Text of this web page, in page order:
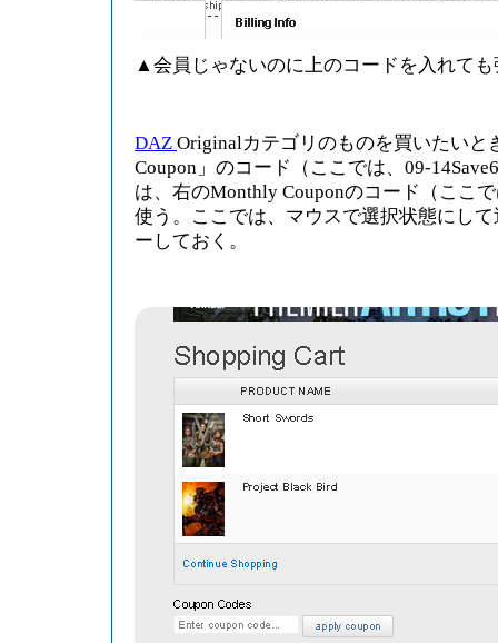
▲会員じゃないのに上のコードを入れて
DAZ Originalカテゴリのものを買いたいと
Coupon」のコード（ここでは、09-
は、右のMonthly Couponのコード（ここ
使う。ここでは、マウスで選択状態にし
ーしておく。